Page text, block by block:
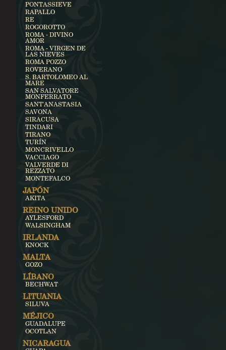
PONTASSIEVE
RAPALLO
RE
ROGOROTTO
ROMA - DIVINO
AMOR
ROMA - VIRGEN DE
LAS NIEVES
ROMA POZZO
ROVERANO
S. BARTOLOMEO AL
MARE
SAN SALVATORE
MONFERRATO
SANT'ANASTASIA
SAVONA
SIRACUSA
TINDARI
TIRANO
TURÍN
MONCRIVELLO
VACCIAGO
VALVERDE DI
REZZATO
MONTEFALCO
JAPÓN
AKITA
REINO UNIDO
AYLESFORD
WALSINGHAM
IRLANDA
KNOCK
MALTA
GOZO
LÍBANO
BECHWAT
LITUANIA
SILUVA
MÉJICO
GUADALUPE
OCOTLAN
NICARAGUA